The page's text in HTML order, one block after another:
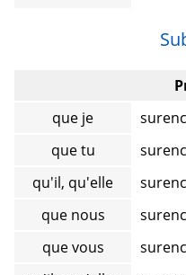
que je
que tu
qu'il, qu'elle
que nous
que vous